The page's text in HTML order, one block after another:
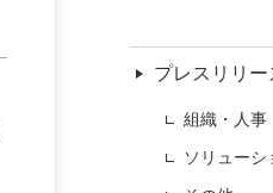
プレスリリー
組織・人事
ソリューシ